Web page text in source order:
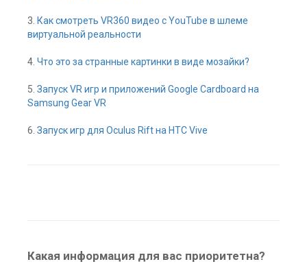
3. Как смотреть VR360 видео с YouTube в шлеме
виртуальной реальности
4. Что это за странные картинки в виде мозайки?
5. Запуск VR игр и приложений Google Cardboard на
Samsung Gear VR
6. Запуск игр для Oculus Rift на HTC Vive
Какая информация для вас приоритетна?